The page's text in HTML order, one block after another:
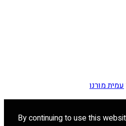
עמית מורנו
By continuing to use this